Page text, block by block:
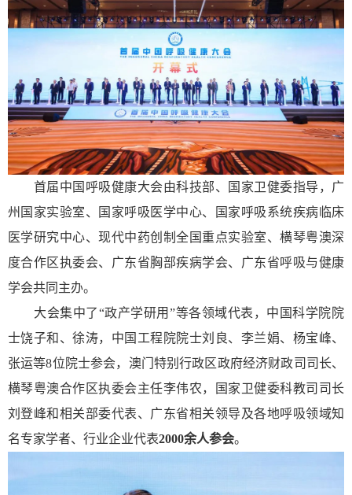
首届中国呼吸健康大会由科技部、国家卫健委指导，广
州国家实验室、国家呼吸医学中心、国家呼吸系统疾病临床
医学研究中心、现代中药创制全国重点实验室、横琴粤澳深
度合作区执委会、广东省胸部疾病学会、广东省呼吸与健康
学会共同主办。
大会集中了“政产学研用”等各领域代表，中国科学院院
士饶子和、徐涛，中国工程院院士刘良、李兰娟、杨宝峰、
张运等8位院士参会，澳门特别行政区政府经济财政司司长、
横琴粤澳合作区执委会主任李伟农，国家卫健委科教司司长
刘登峰和相关部委代表、广东省相关领导及各地呼吸领域知
名专家学者、行业企业代表2000余人参会。